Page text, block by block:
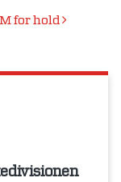
for hold